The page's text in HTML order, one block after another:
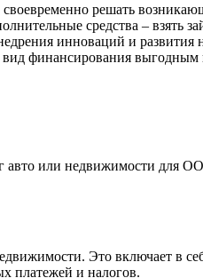
решать
средства –
инноваций и
вид финансирования
авто или недвижимости для
Это включает в
платежей и налогов.